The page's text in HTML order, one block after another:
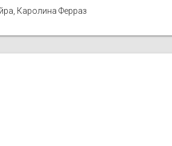
Каролина Ферраз